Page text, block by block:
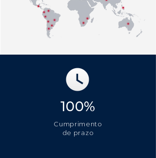
100%
Cumprimento
de prazo